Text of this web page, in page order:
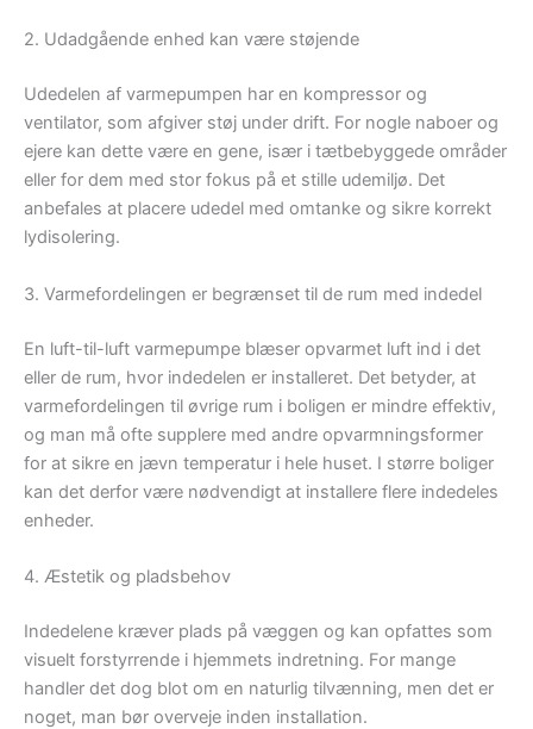
2. Udadgående enhed kan være støjende
Udedelen af varmepumpen har en kompressor og
ventilator, som afgiver støj under drift. For nogle naboer og
ejere kan dette være en gene, især i tætbebyggede områder
eller for dem med stor fokus på et stille udemiljø. Det
anbefales at placere udedel med omtanke og sikre korrekt
lydisolering.
3. Varmefordelingen er begrænset til de rum med indedel
En luft-til-luft varmepumpe blæser opvarmet luft ind i det
eller de rum, hvor indedelen er installeret. Det betyder, at
varmefordelingen til øvrige rum i boligen er mindre effektiv,
og man må ofte supplere med andre opvarmningsformer
for at sikre en jævn temperatur i hele huset. I større boliger
kan det derfor være nødvendigt at installere flere indedeles
enheder.
4. Æstetik og pladsbehov
Indedelene kræver plads på væggen og kan opfattes som
visuelt forstyrrende i hjemmets indretning. For mange
handler det dog blot om en naturlig tilvænning, men det er
noget, man bør overveje inden installation.